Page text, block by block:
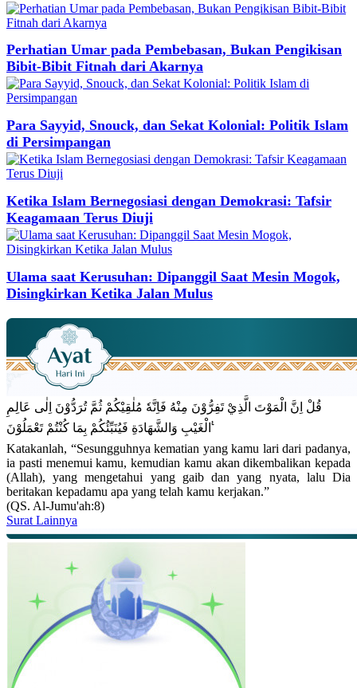
Perhatian Umar pada Pembebasan, Bukan Pengikisan
Bibit-Bibit Fitnah dari Akarnya
Para Sayyid, Snouck, dan Sekat Kolonial: Politik Islam
di Persimpangan
Ketika Islam Bernegosiasi dengan Demokrasi: Tafsir
Keagamaan Terus Diuji
Ulama saat Kerusuhan: Dipanggil Saat Mesin Mogok,
Disingkirkan Ketika Jalan Mulus
قُلْ اِنَّ الْمَوْتَ الَّذِيْ تَفِرُّوْنَ مِنْهُ فَاِنَّهٗ مُلٰقِيْكُمْ ثُمَّ تُرَدُّوْنَ اِلٰى عَالِمِ
الْغَيْبِ وَالشَّهَادَةِ فَيُنَبِّئُكُمْ بِمَا كُنْتُمْ تَعْمَلُوْنَ ࣖ
Katakanlah, “Sesungguhnya kematian yang kamu lari dari padanya,
ia pasti menemui kamu, kemudian kamu akan dikembalikan kepada
(Allah), yang mengetahui yang gaib dan yang nyata, lalu Dia
beritakan kepadamu apa yang telah kamu kerjakan.”
(QS. Al-Jumu'ah:8)
Surat Lainnya